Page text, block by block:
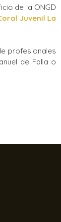
de la ONGD
Juvenil La
profesionales
de Falla o